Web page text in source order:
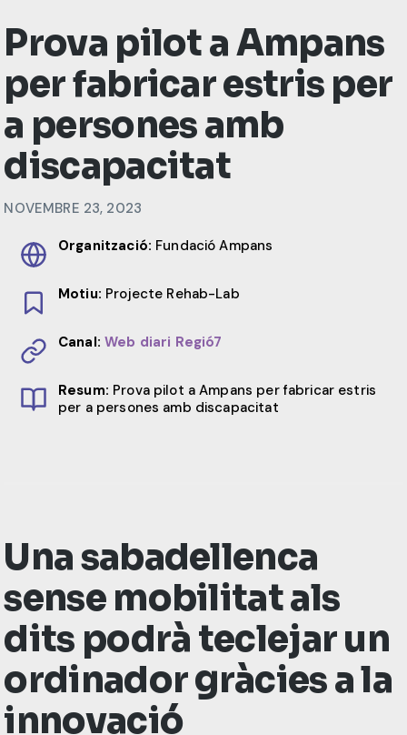
Prova pilot a Ampans
per fabricar estris per
a persones amb
discapacitat
NOVEMBRE 23, 2023
Organització: Fundació Ampans
Motiu: Projecte Rehab-Lab
Canal: Web diari Regió7
Resum: Prova pilot a Ampans per fabricar estris
per a persones amb discapacitat
Una sabadellenca
sense mobilitat als
dits podrà teclejar un
ordinador gràcies a la
innovació